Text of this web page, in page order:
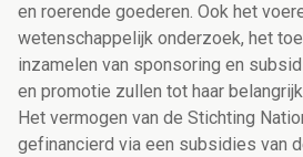
en roerende goederen. Ook het
wetenschappelijk onderzoek, het
inzamelen van sponsoring en
en promotie zullen tot haar
Het vermogen van de Stichting
gefinancierd via een subsidies van